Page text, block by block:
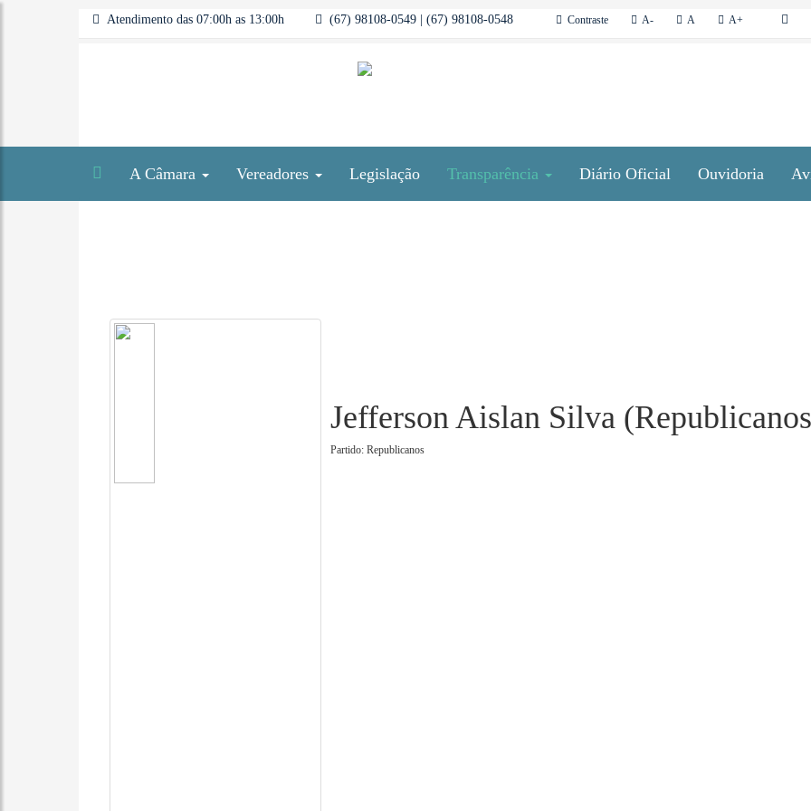
Atendimento das 07:00h as 13:00h (67) 98108-0549 | (67) 98108-0548 Contraste A- A A+
A Câmara Vereadores Legislação Transparência Diário Oficial Ouvidoria
Jefferson Aislan Silva
Partido: Republicanos